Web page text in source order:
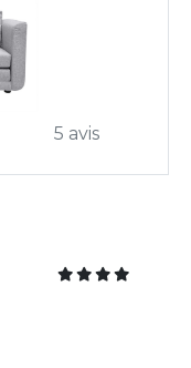
5 avis